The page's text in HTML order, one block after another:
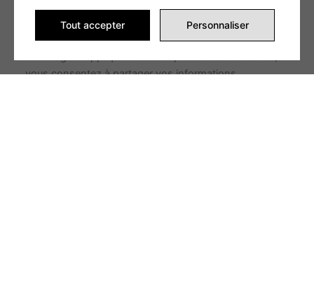
Ce formulaire est protégé par reCAPTCHA et les
Politiques de confidentialité
etConditions d'utilisation
vous consentez à partager vos informations
Tout accepter Personnaliser